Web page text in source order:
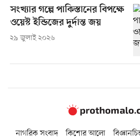
সংখ্যার গল্পে পাকিস্তানের বিপক্ষে
ওয়েস্ট ইন্ডিজের দুর্দান্ত জয়
২৯ জুলাই ২০২৬
নাগরিক সংবাদ কিশোর আলো